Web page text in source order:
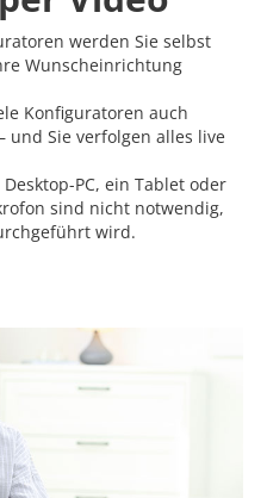
werden Sie selbst
Wunscheinrichtung
Konfiguratoren auch
und Sie verfolgen alles live
PC, ein Tablet oder
sind nicht notwendig,
wird.